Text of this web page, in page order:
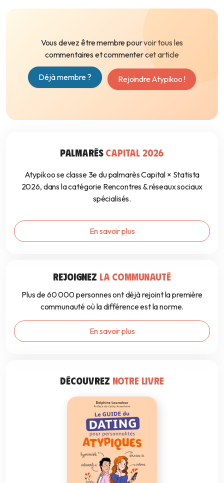
Vous devez être membre pour voir tous les
commentaires et commenter cet article
Déjà membre ? Rejoindre Atypikoo !
PALMARÈS CAPITAL 2026
Atypikoo se classe 3e du palmarès Capital × Statista
2026, dans la catégorie Rencontres & réseaux sociaux
spécialisés.
En savoir plus
REJOIGNEZ LA COMMUNAUTÉ
Plus de 60 000 personnes ont déjà rejoint la première
communauté où la différence est la norme.
En savoir plus
DÉCOUVREZ NOTRE LIVRE